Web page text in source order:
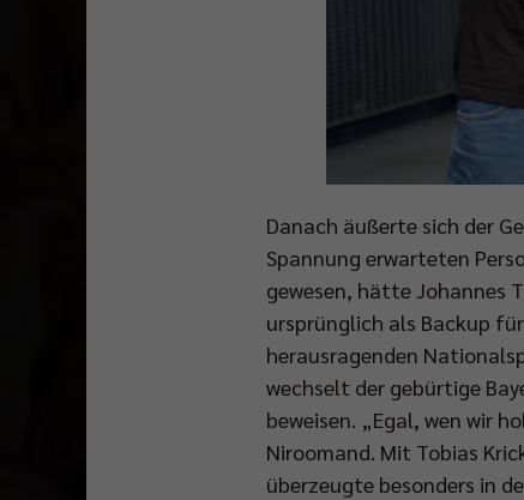
Danach äußerte sich der
Spannung erwarteten
gewesen, hätte Johannes
ursprünglich als Backup
herausragenden
wechselt der gebürtige
beweisen. „Egal, wen wir
Niroomand. Mit Tobias
überzeugte besonders in